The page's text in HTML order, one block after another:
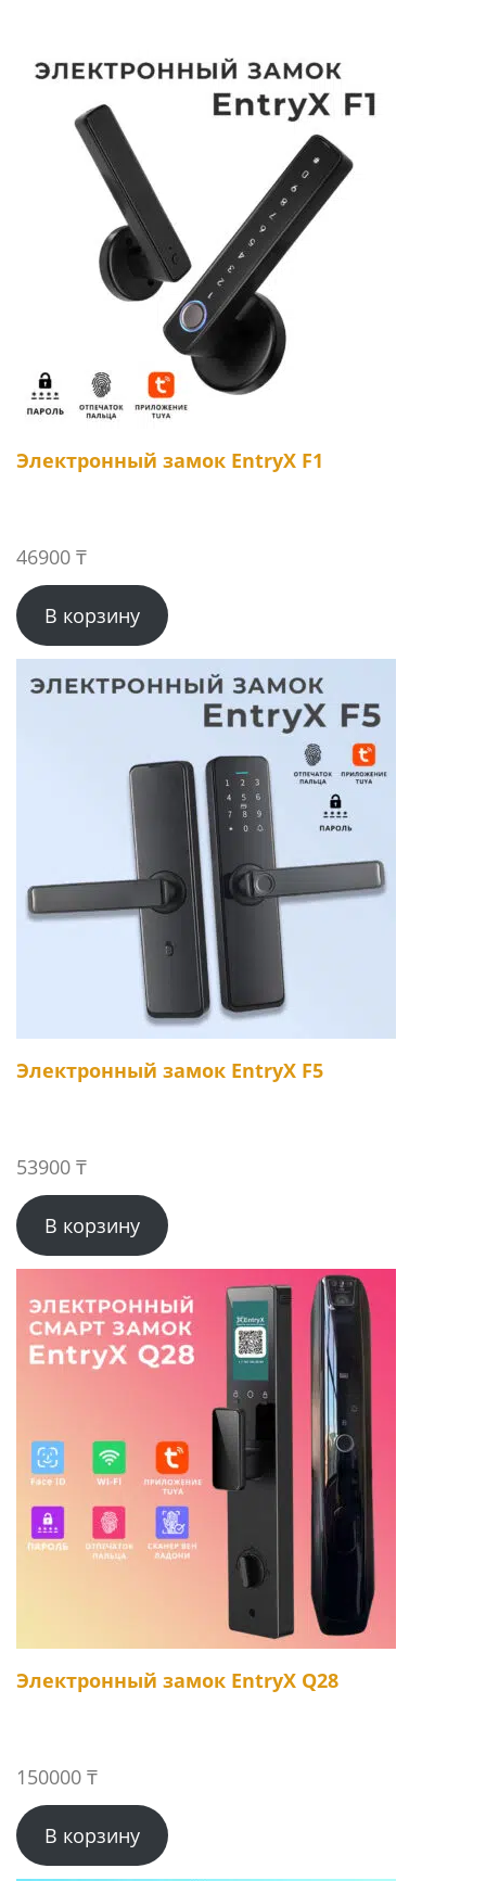
Электронный замок EntryX F1
46900 ₸
В корзину
Электронный замок EntryX F5
53900 ₸
В корзину
Электронный замок EntryX Q28
150000 ₸
В корзину